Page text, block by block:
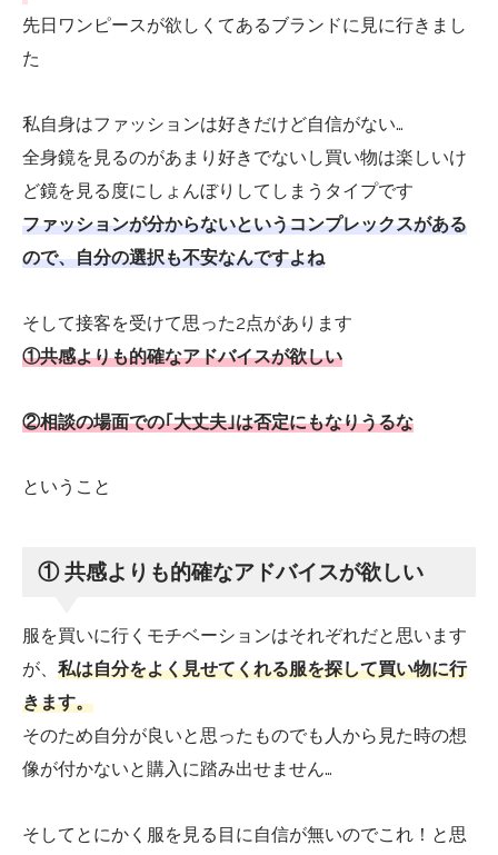
先日ワンピースが欲しくてあるブランドに見に行きまし
た
私自身はファッションは好きだけど自信がない…
全身鏡を見るのがあまり好きでないし買い物は楽しいけ
ど鏡を見る度にしょんぼりしてしまうタイプです
ファッションが分からないというコンプレックスがある
ので、自分の選択も不安なんですよね
そして接客を受けて思った2点があります
①共感よりも的確なアドバイスが欲しい
②相談の場面での｢大丈夫｣は否定にもなりうるな
ということ
① 共感よりも的確なアドバイスが欲しい
服を買いに行くモチベーションはそれぞれだと思います
が、 私は自分をよく見せてくれる服を探して買い物に行
きます。
そのため自分が良いと思ったものでも人から見た時の想
像が付かないと購入に踏み出せません…
そしてとにかく服を見る目に自信が無いのでこれ！と思